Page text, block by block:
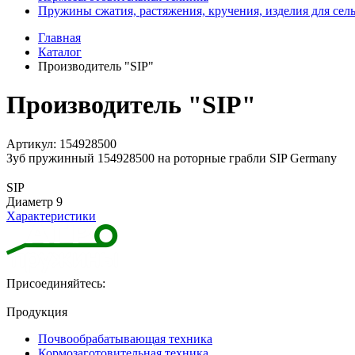
Пружины сжатия, растяжения, кручения, изделия для
Главная
Каталог
Производитель "SIP"
Производитель "SIP"
Артикул: 154928500
Зуб пружинный 154928500 на роторные грабли SIP Germany
SIP
Диаметр 9
Характеристики
Присоединяйтесь:
Продукция
Почвообрабатывающая техника